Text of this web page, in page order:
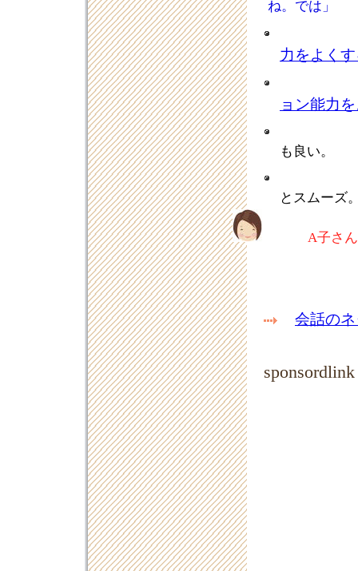
ね。では」
力をよく
ョン能力
も良い。
とスムーズ
A子さ
会話の
sponsordlink